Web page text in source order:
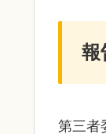
報
第三者